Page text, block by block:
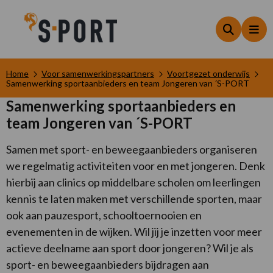
Zoeken
Home Voor samenwerkingspartners
Voortgezet onderwijs
Samenwerking sportaanbieders en team Jongeren van ´S-PORT
Samenwerking sportaanbieders en
team Jongeren van ´S-PORT
Samen met sport- en beweegaanbieders organiseren
we regelmatig activiteiten voor en met jongeren. Denk
hierbij aan clinics op middelbare scholen om leerlingen
kennis te laten maken met verschillende sporten, maar
ook aan pauzesport, schooltoernooien en
evenementen in de wijken. Wil jij je inzetten voor meer
actieve deelname aan sport door jongeren? Wil je als
sport- en beweegaanbieders bijdragen aan